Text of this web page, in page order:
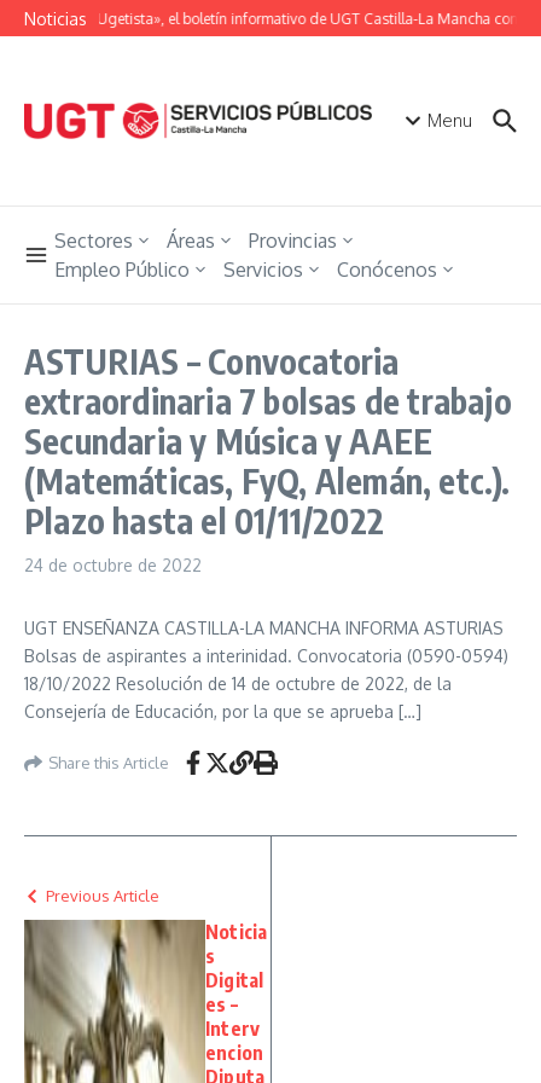
Saltar al contenido
Noticias
«Unión Ugetista», el boletín informativo de UGT Castilla-La Mancha con
Menu
Sectores Áreas
Provincias
Empleo Público
Servicios Conócenos
ASTURIAS – Convocatoria
extraordinaria 7 bolsas de trabajo
Secundaria y Música y AAEE
(Matemáticas, FyQ, Alemán, etc.).
Plazo hasta el 01/11/2022
24 de octubre de 2022
UGT ENSEÑANZA CASTILLA-LA MANCHA INFORMA ASTURIAS
Bolsas de aspirantes a interinidad. Convocatoria (0590-0594)
18/10/2022 Resolución de 14 de octubre de 2022, de la
Consejería de Educación, por la que se aprueba […]
Share this Article
Previous Article
Noticia
s
Digital
es –
Interv
encion
Diputa